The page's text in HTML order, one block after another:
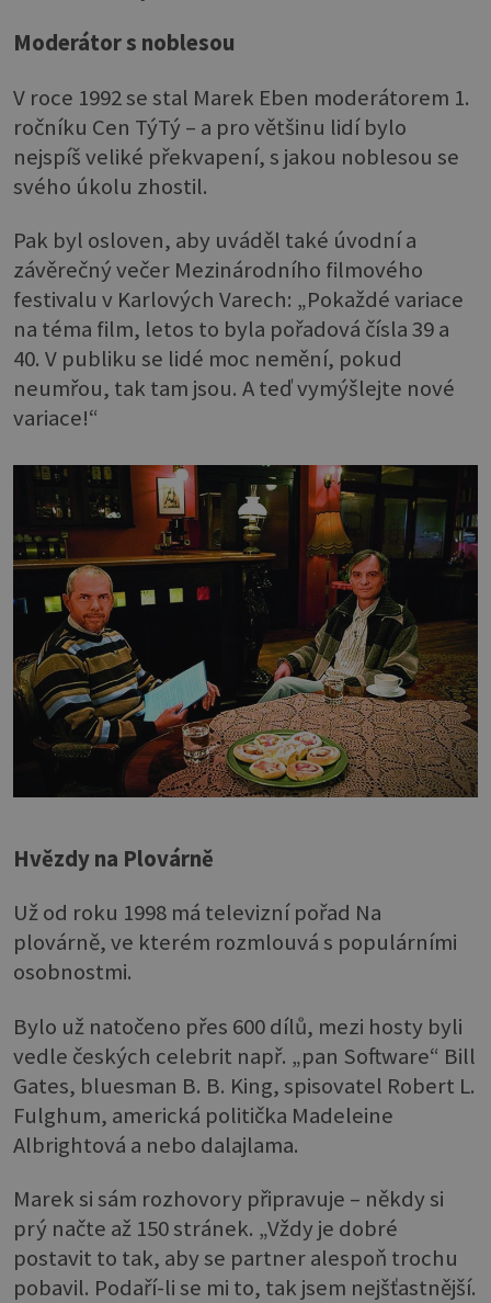
Moderátor s noblesou
V roce 1992 se stal Marek Eben moderátorem 1.
ročníku Cen TýTý – a pro většinu lidí bylo
nejspíš veliké překvapení, s jakou noblesou se
svého úkolu zhostil.
Pak byl osloven, aby uváděl také úvodní a
závěrečný večer Mezinárodního filmového
festivalu v Karlových Varech: „Pokaždé variace
na téma film, letos to byla pořadová čísla 39 a
40. V publiku se lidé moc nemění, pokud
neumřou, tak tam jsou. A teď vymýšlejte nové
variace!“
Hvězdy na Plovárně
Už od roku 1998 má televizní pořad Na
plovárně, ve kterém rozmlouvá s populárními
osobnostmi.
Bylo už natočeno přes 600 dílů, mezi hosty byli
vedle českých celebrit např. „pan Software“ Bill
Gates, bluesman B. B. King, spisovatel Robert L.
Fulghum, americká politička Madeleine
Albrightová a nebo dalajlama.
Marek si sám rozhovory připravuje – někdy si
prý načte až 150 stránek. „Vždy je dobré
postavit to tak, aby se partner alespoň trochu
pobavil. Podaří-li se mi to, tak jsem nejšťastnější.